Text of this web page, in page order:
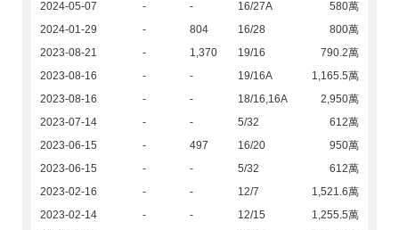
2024-05-07
- - 16/27A
580萬
2024-01-29
- 804 16/28
800萬
2023-08-21
- 1,370 19/16
790.2萬
2023-08-16
- - 19/16A
1,165.5萬
2023-08-16
- - 18/16,16A
2,950萬
2023-07-14
- - 5/32
612萬
2023-06-15
- 497 16/20
950萬
2023-06-15
- - 5/32
612萬
2023-02-16
- - 12/7
1,521.6萬
2023-02-14
- - 12/15
1,255.5萬